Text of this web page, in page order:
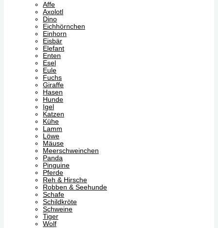
Affe
Axolotl
Dino
Eichhörnchen
Einhorn
Eisbär
Elefant
Enten
Esel
Eule
Fuchs
Giraffe
Hasen
Hunde
Igel
Katzen
Kühe
Lamm
Löwe
Mäuse
Meerschweinchen
Panda
Pinguine
Pferde
Reh & Hirsche
Robben & Seehunde
Schafe
Schildkröte
Schweine
Tiger
Wolf